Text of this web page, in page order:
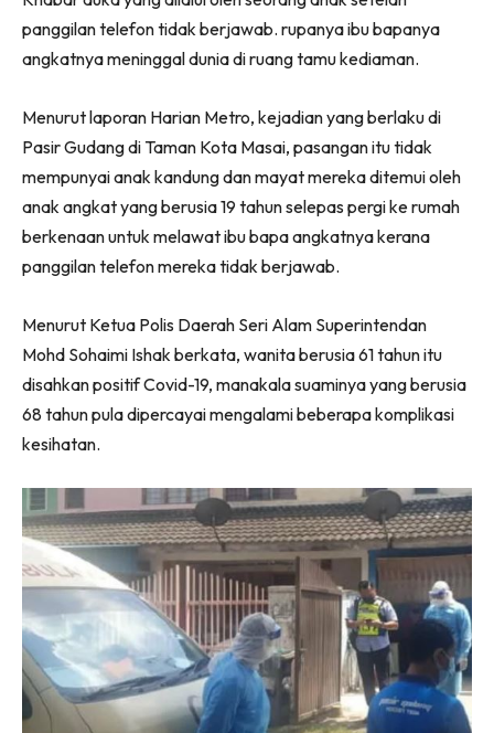
panggilan telefon tidak berjawab. rupanya ibu bapanya
angkatnya meninggal dunia di ruang tamu kediaman.
Menurut laporan Harian Metro, kejadian yang berlaku di
Pasir Gudang di Taman Kota Masai, pasangan itu tidak
mempunyai anak kandung dan mayat mereka ditemui oleh
anak angkat yang berusia 19 tahun selepas pergi ke rumah
berkenaan untuk melawat ibu bapa angkatnya kerana
panggilan telefon mereka tidak berjawab.
Menurut Ketua Polis Daerah Seri Alam Superintendan
Mohd Sohaimi Ishak berkata, wanita berusia 61 tahun itu
disahkan positif Covid-19, manakala suaminya yang berusia
68 tahun pula dipercayai mengalami beberapa komplikasi
kesihatan.